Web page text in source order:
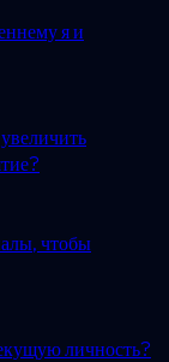
я и
чтобы
личность?